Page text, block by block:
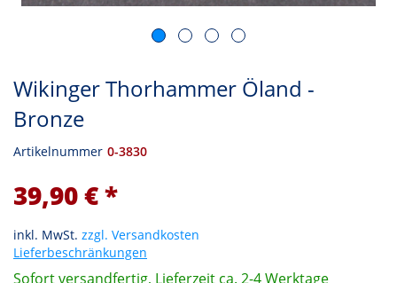
Wikinger Thorhammer Öland -
Bronze
Artikelnummer 0-3830
39,90 € *
inkl. MwSt. zzgl. Versandkosten
Lieferbeschränkungen
Sofort versandfertig, Lieferzeit ca. 2-4 Werktage